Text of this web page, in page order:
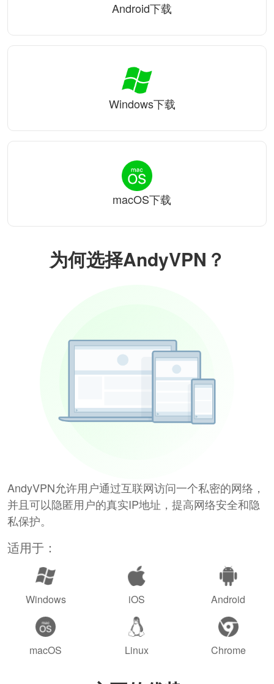
为何选择AndyVPN？
AndyVPN允许用户通过互联网访问一个私密的网络，
并且可以隐匿用户的真实IP地址，提高网络安全和隐
私保护。
适用于：
Windows iOS Android
macOS Linux Chrome
Android下载
Windows下载
macOS下载